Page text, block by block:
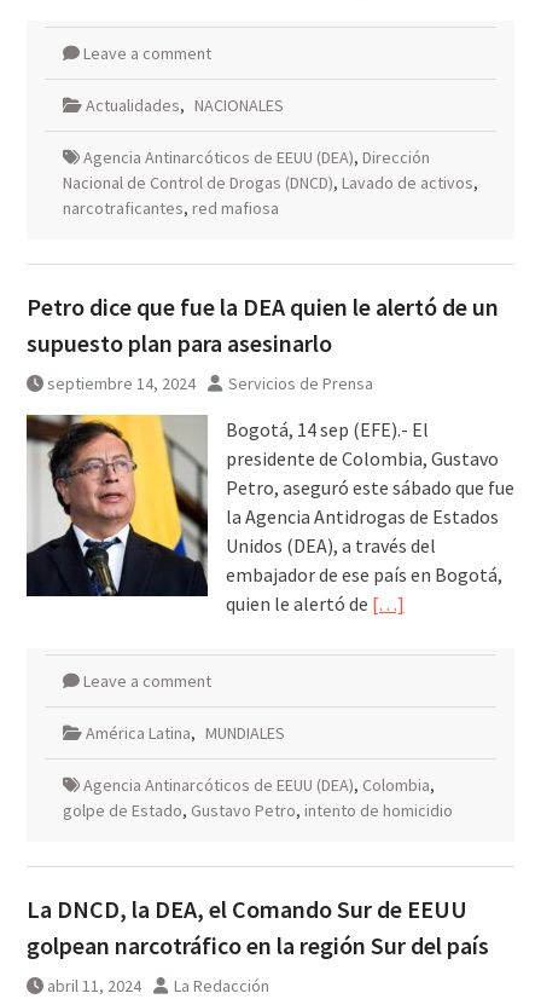
Leave a comment
Actualidades, NACIONALES
Agencia Antinarcóticos de EEUU (DEA), Dirección
Nacional de Control de Drogas (DNCD), Lavado de activos,
narcotraficantes, red mafiosa
Petro dice que fue la DEA quien le alertó de un
supuesto plan para asesinarlo
septiembre 14, 2024 Servicios de Prensa
Bogotá, 14 sep (EFE).- El
presidente de Colombia, Gustavo
Petro, aseguró este sábado que fue
la Agencia Antidrogas de Estados
Unidos (DEA), a través del
embajador de ese país en Bogotá,
quien le alertó de […]
Leave a comment
América Latina, MUNDIALES
Agencia Antinarcóticos de EEUU (DEA), Colombia,
golpe de Estado, Gustavo Petro, intento de homicidio
La DNCD, la DEA, el Comando Sur de EEUU
golpean narcotráfico en la región Sur del país
abril 11, 2024 La Redacción